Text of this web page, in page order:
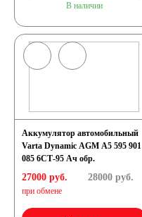
В наличии
Аккумулятор автомобильный
Varta Dynamic AGM A5 595 901
085 6СТ-95 Ач обр.
27000 руб.
при обмене
28000руб.